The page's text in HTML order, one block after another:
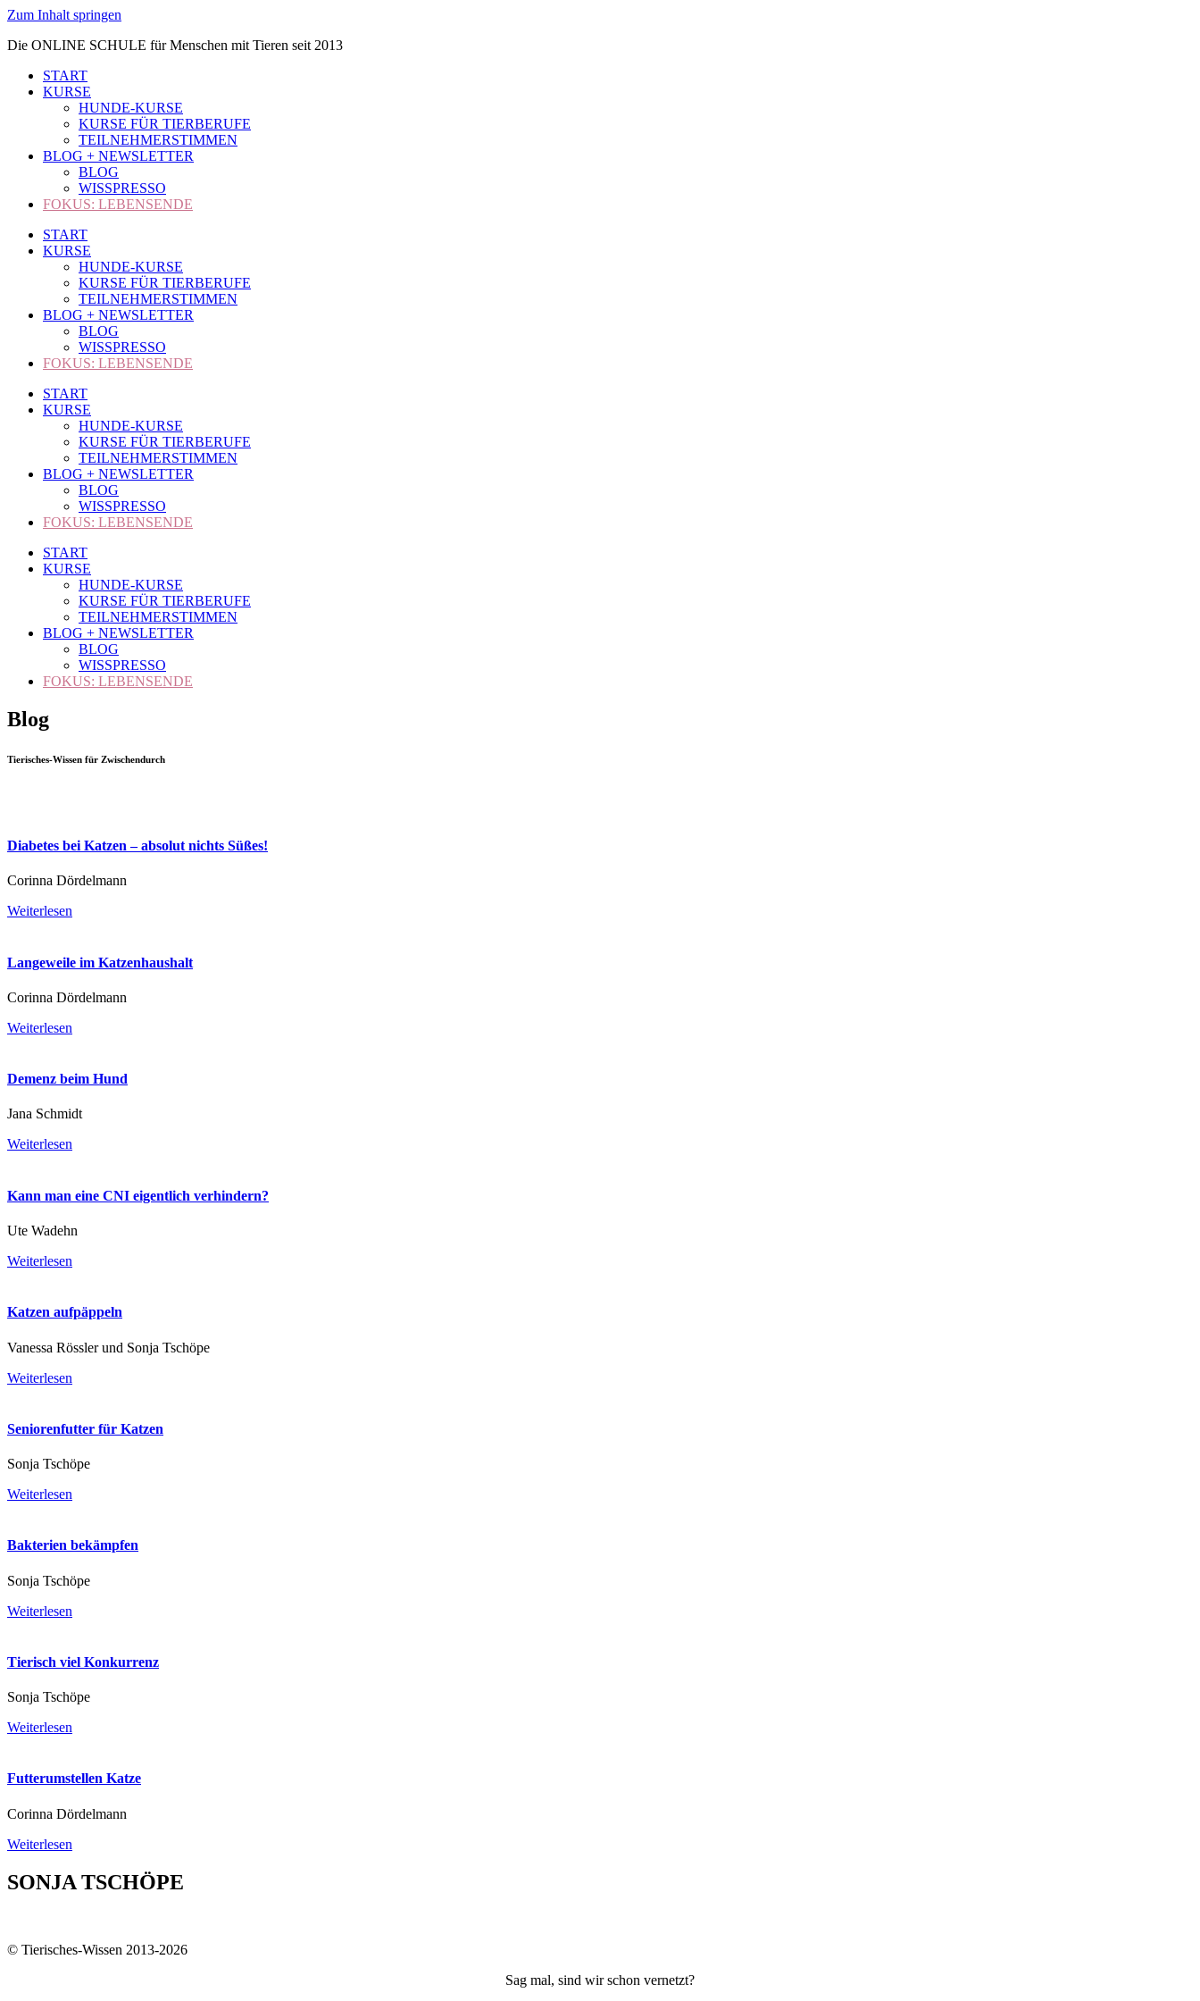
Zum Inhalt springen
Die ONLINE SCHULE für Menschen mit Tieren seit 2013
START
KURSE
HUNDE-KURSE
KURSE FÜR TIERBERUFE
TEILNEHMERSTIMMEN
BLOG + NEWSLETTER
BLOG
WISSPRESSO
FOKUS: LEBENSENDE
START
KURSE
HUNDE-KURSE
KURSE FÜR TIERBERUFE
TEILNEHMERSTIMMEN
BLOG + NEWSLETTER
BLOG
WISSPRESSO
FOKUS: LEBENSENDE
START
KURSE
HUNDE-KURSE
KURSE FÜR TIERBERUFE
TEILNEHMERSTIMMEN
BLOG + NEWSLETTER
BLOG
WISSPRESSO
FOKUS: LEBENSENDE
START
KURSE
HUNDE-KURSE
KURSE FÜR TIERBERUFE
TEILNEHMERSTIMMEN
BLOG + NEWSLETTER
BLOG
WISSPRESSO
FOKUS: LEBENSENDE
Blog
Tierisches-Wissen für Zwischendurch
Diabetes bei Katzen – absolut nichts Süßes!
Corinna Dördelmann
Weiterlesen
Langeweile im Katzenhaushalt
Corinna Dördelmann
Weiterlesen
Demenz beim Hund
Jana Schmidt
Weiterlesen
Kann man eine CNI eigentlich verhindern?
Ute Wadehn
Weiterlesen
Katzen aufpäppeln
Vanessa Rössler und Sonja Tschöpe
Weiterlesen
Seniorenfutter für Katzen
Sonja Tschöpe
Weiterlesen
Bakterien bekämpfen
Sonja Tschöpe
Weiterlesen
Tierisch viel Konkurrenz
Sonja Tschöpe
Weiterlesen
Futterumstellen Katze
Corinna Dördelmann
Weiterlesen
SONJA TSCHÖPE
© Tierisches-Wissen 2013-2026
Sag mal, sind wir schon vernetzt?